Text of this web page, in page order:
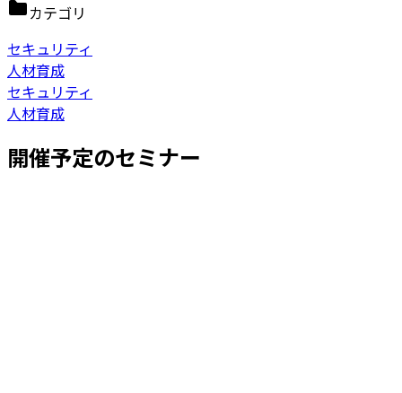
カテゴリ
セキュリティ
人材育成
セキュリティ
人材育成
開催予定のセミナー